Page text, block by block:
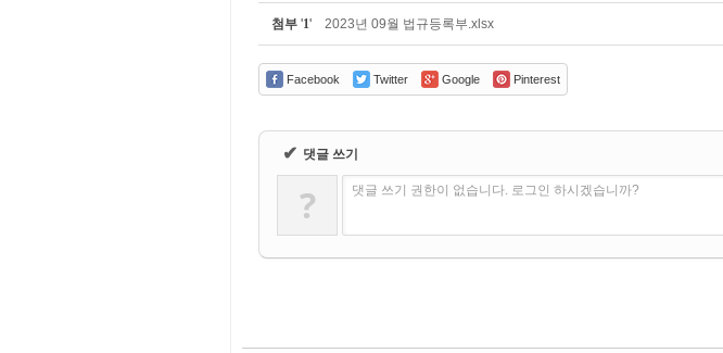
첨부 '1' 2023년 09월 법규등록부.xlsx
Facebook Twitter Google Pinterest
✔ 댓글 쓰기
? 댓글 쓰기 권한이 없습니다. 로그인 하시겠습니까?